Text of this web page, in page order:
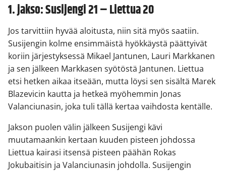
1. jakso: Susijengi 21 – Liettua 20
Jos tarvittiin hyvää aloitusta, niin sitä myös saatiin.
Susijengin kolme ensimmäistä hyökkäystä päättyivät
koriin järjestyksessä Mikael Jantunen, Lauri Markkanen
ja sen jälkeen Markkasen syötöstä Jantunen. Liettua
etsi hetken aikaa itseään, mutta löysi sen sisältä Marek
Blazevicin kautta ja hetkeä myöhemmin Jonas
Valanciunasin, joka tuli tällä kertaa vaihdosta kentälle.
Jakson puolen välin jälkeen Susijengi kävi
muutamaankin kertaan kuuden pisteen johdossa
Liettua kairasi itsensä pisteen päähän Rokas
Jokubaitisin ja Valanciunasin johdolla. Susijengin